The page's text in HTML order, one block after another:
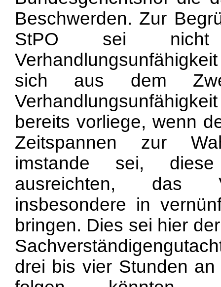
Beschwerden. Zur
StPO sei
sich aus dem
bereits vorliege, wenn
Zeitspannen zur
imstande sei,
ausreichten, das
insbesondere in
bringen. Dies sei hier
drei bis vier Stunden